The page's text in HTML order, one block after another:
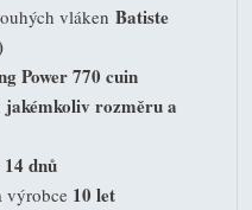
vláken Batiste
Power 770 cuin
rozměru a
14 dnů
výrobce 10 let